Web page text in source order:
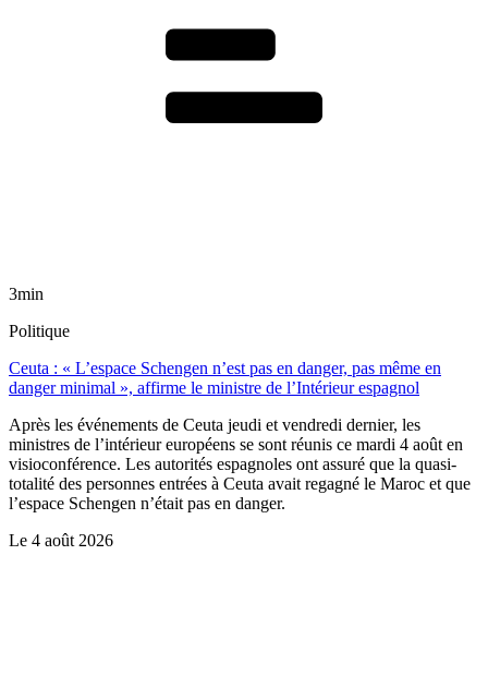
3min
Politique
Ceuta : « L’espace Schengen n’est pas en danger, pas même en
danger minimal », affirme le ministre de l’Intérieur espagnol
Après les événements de Ceuta jeudi et vendredi dernier, les
ministres de l’intérieur européens se sont réunis ce mardi 4 août en
visioconférence. Les autorités espagnoles ont assuré que la quasi-
totalité des personnes entrées à Ceuta avait regagné le Maroc et que
l’espace Schengen n’était pas en danger.
Le 4 août 2026